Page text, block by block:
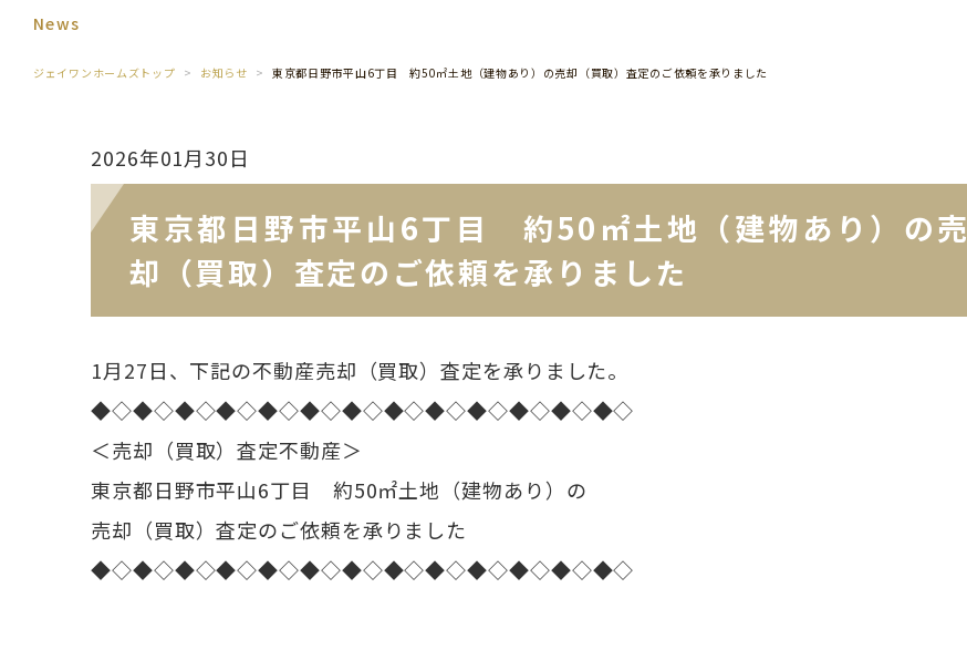
News
ジェイワンホームズトップ お知らせ 東京都日野市平山6丁目 約50㎡土地（建物あり）の売却（買取）査定のご依頼を承りました
2026年01月30日
東京都日野市平山6丁目 約50㎡土地（建物あり）の売
却（買取）査定のご依頼を承りました
1月27日、下記の不動産売却（買取）査定を承りました。
◆◇◆◇◆◇◆◇◆◇◆◇◆◇◆◇◆◇◆◇◆◇◆◇◆◇
＜売却（買取）査定不動産＞
東京都日野市平山6丁目 約50㎡土地（建物あり）の
売却（買取）査定のご依頼を承りました
◆◇◆◇◆◇◆◇◆◇◆◇◆◇◆◇◆◇◆◇◆◇◆◇◆◇